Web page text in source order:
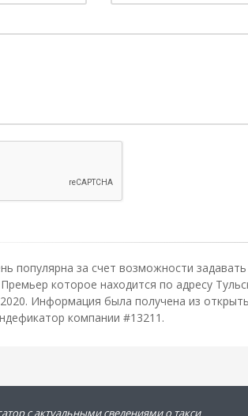
популярна за счет возможности
которое находится по адресу
Информация была получена из
компании #13211.
с актуальными сведениями о такси